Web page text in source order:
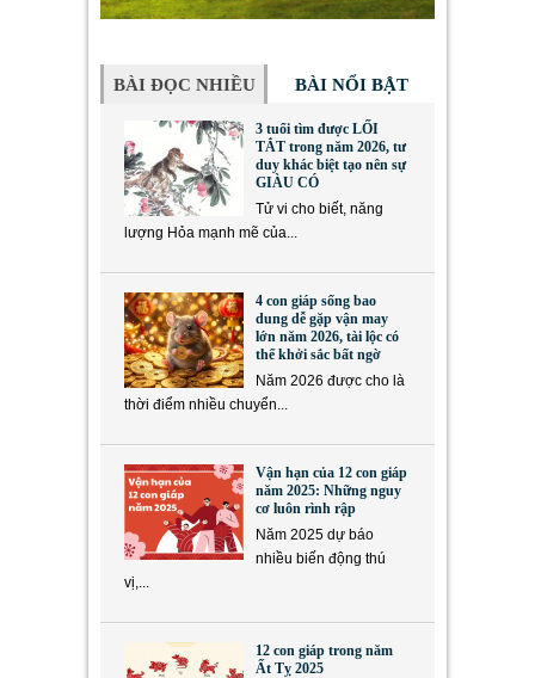
BÀI ĐỌC NHIỀU BÀI NỔI BẬT
3 tuổi tìm được LỐI
TẮT trong năm 2026, tư
duy khác biệt tạo nên sự
GIÀU CÓ
Tử vi cho biết, năng
lượng Hỏa mạnh mẽ của...
4 con giáp sống bao
dung dễ gặp vận may
lớn năm 2026, tài lộc có
thể khởi sắc bất ngờ
Năm 2026 được cho là
thời điểm nhiều chuyển...
Vận hạn của 12 con giáp
năm 2025: Những nguy
cơ luôn rình rập
Năm 2025 dự báo
nhiều biến động thú
vị,...
12 con giáp trong năm
Ất Tỵ 2025